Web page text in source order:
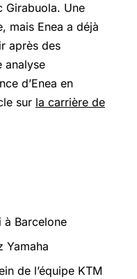
Girabuola. Une
mais Enea a déjà
après des
analyse
d’Enea en
sur la carrière de
à Barcelone
Yamaha
de l’équipe KTM